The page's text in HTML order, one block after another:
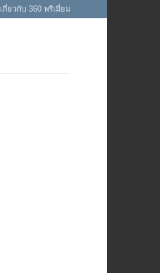
เกี่ยวกับ 360 พรีเมี่ยม